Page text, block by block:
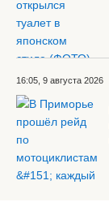
16:05, 9 августа 2026